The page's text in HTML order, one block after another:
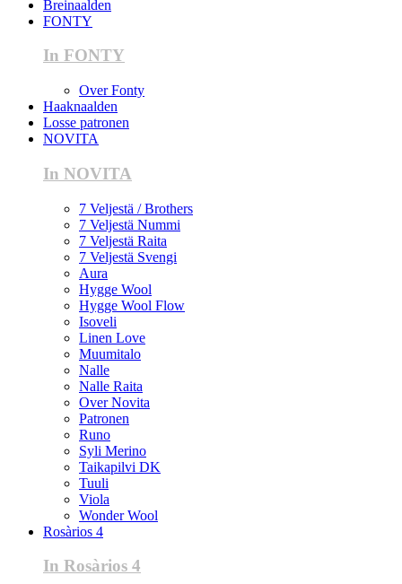
Breinaalden
FONTY
In FONTY
Over Fonty
Haaknaalden
Losse patronen
NOVITA
In NOVITA
7 Veljestä / Brothers
7 Veljestä Nummi
7 Veljestä Raita
7 Veljestä Svengi
Aura
Hygge Wool
Hygge Wool Flow
Isoveli
Linen Love
Muumitalo
Nalle
Nalle Raita
Over Novita
Patronen
Runo
Syli Merino
Taikapilvi DK
Tuuli
Viola
Wonder Wool
Rosàrios 4
In Rosàrios 4